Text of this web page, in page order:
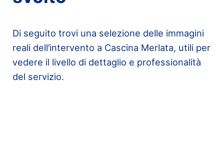
Di seguito trovi una selezione delle immagini
reali dell’intervento a Cascina Merlata, utili per
vedere il livello di dettaglio e professionalità
del servizio.